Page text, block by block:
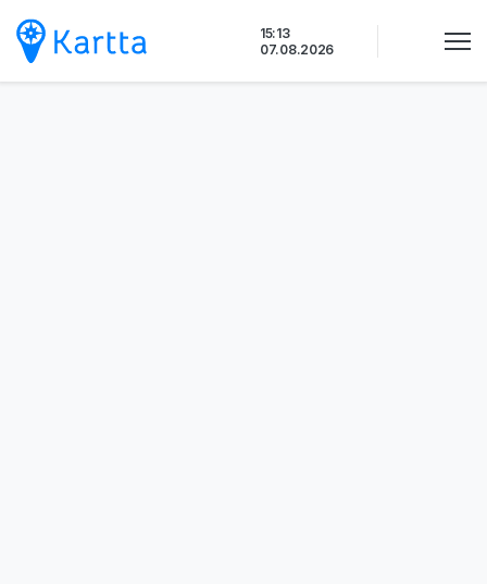
sisältöön
15:13
07.08.2026